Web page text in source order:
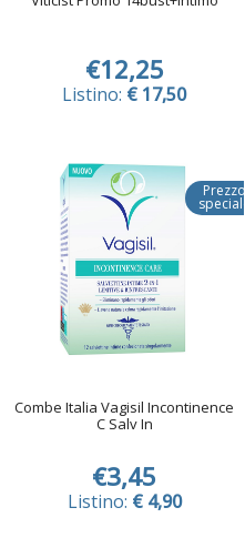
€12,25
Listino: € 17,50
Prezzo
speciale
Combe Italia Vagisil Incontinence
C Salv In
€3,45
Listino: € 4,90